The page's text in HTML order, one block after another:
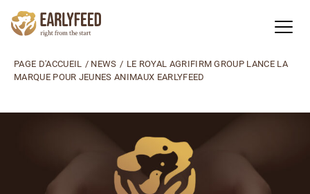
PAGE D'ACCUEIL / NEWS / LE ROYAL AGRIFIRM GROUP LANCE LA
MARQUE POUR JEUNES ANIMAUX EARLYFEED